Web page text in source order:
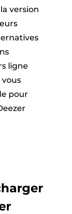
version
ligne
pour